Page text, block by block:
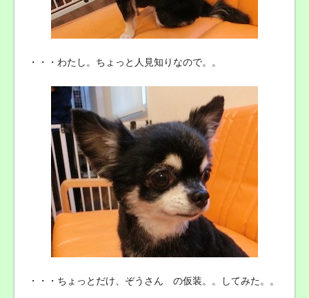
・・・わたし。ちょっと人見知りなので。。
・・・ちょっとだけ、ぞうさん の仮装。。してみた。。